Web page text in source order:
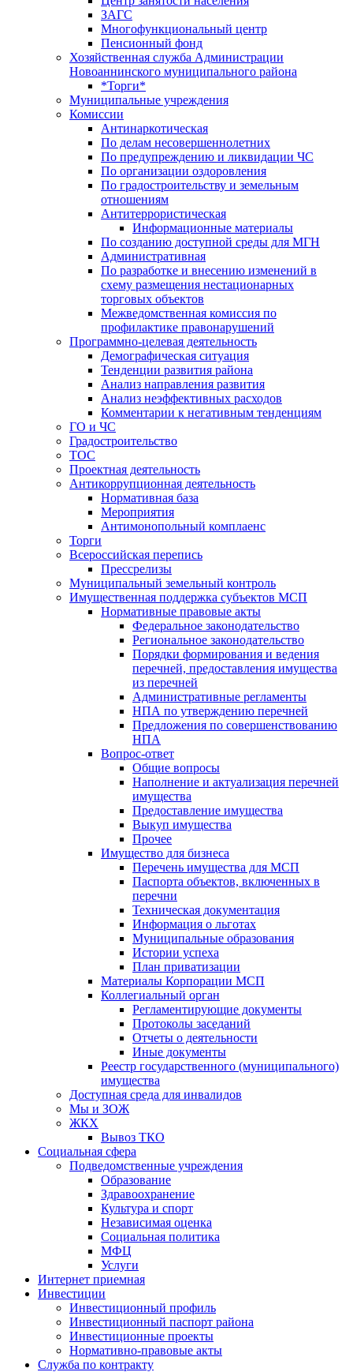
ЗАГС
Многофункциональный центр
Пенсионный фонд
Хозяйственная служба Администрации
Новоаннинского муниципального района
*Торги*
Муниципальные учреждения
Комиссии
Антинаркотическая
По делам несовершеннолетних
По предупреждению и ликвидации ЧС
По организации оздоровления
По градостроительству и земельным
отношениям
Антитеррористическая
Информационные материалы
По созданию доступной среды для МГН
Административная
По разработке и внесению изменений в
схему размещения нестационарных
торговых объектов
Межведомственная комиссия по
профилактике правонарушений
Программно-целевая деятельность
Демографическая ситуация
Тенденции развития района
Анализ направления развития
Анализ неэффективных расходов
Комментарии к негативным тенденциям
ГО и ЧС
Градостроительство
ТОС
Проектная деятельность
Антикоррупционная деятельность
Нормативная база
Мероприятия
Антимонопольный комплаенс
Торги
Всероссийская перепись
Прессрелизы
Муниципальный земельный контроль
Имущественная поддержка субъектов МСП
Нормативные правовые акты
Федеральное законодательство
Региональное законодательство
Порядки формирования и ведения
перечней, предоставления имущества
из перечней
Административные регламенты
НПА по утверждению перечней
Предложения по совершенствованию
НПА
Вопрос-ответ
Общие вопросы
Наполнение и актуализация перечней
имущества
Предоставление имущества
Выкуп имущества
Прочее
Имущество для бизнеса
Перечень имущества для МСП
Паспорта объектов, включенных в
перечни
Техническая документация
Информация о льготах
Муниципальные образования
Истории успеха
План приватизации
Материалы Корпорации МСП
Коллегиальный орган
Регламентирующие документы
Протоколы заседаний
Отчеты о деятельности
Иные документы
Реестр государственного (муниципального)
имущества
Доступная среда для инвалидов
Мы и ЗОЖ
ЖКХ
Вывоз ТКО
Социальная сфера
Подведомственные учреждения
Образование
Здравоохранение
Культура и спорт
Независимая оценка
Социальная политика
МФЦ
Услуги
Интернет приемная
Инвестиции
Инвестиционный профиль
Инвестиционный паспорт района
Инвестиционные проекты
Нормативно-правовые акты
Служба по контракту